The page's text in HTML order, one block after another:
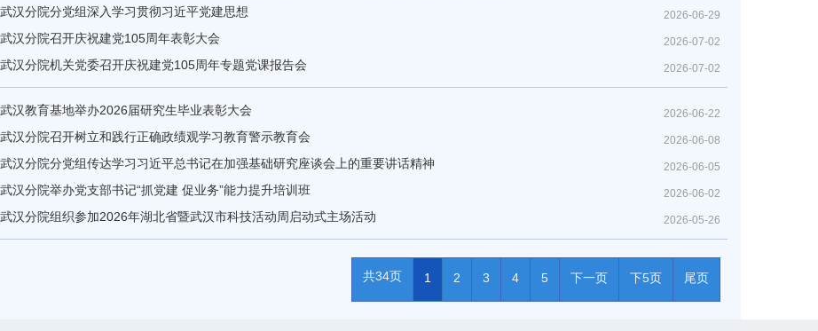
2026-06-29
武汉分院分党组深入学习贯彻习近平党建思想
2026-07-02
武汉分院召开庆祝建党105周年表彰大会
2026-07-02
武汉分院机关党委召开庆祝建党105周年专题党课报告会
2026-06-22
武汉教育基地举办2026届研究生毕业表彰大会
2026-06-08
武汉分院召开树立和践行正确政绩观学习教育警示教育会
2026-06-05
武汉分院分党组传达学习习近平总书记在加强基础研究座谈会上的重要讲话精神
2026-06-02
武汉分院举办党支部书记“抓党建 促业务”能力提升培训班
2026-05-26
武汉分院组织参加2026年湖北省暨武汉市科技活动周启动式主场活动
共34页 1 2 3 4 5 下一页 下5页 尾页